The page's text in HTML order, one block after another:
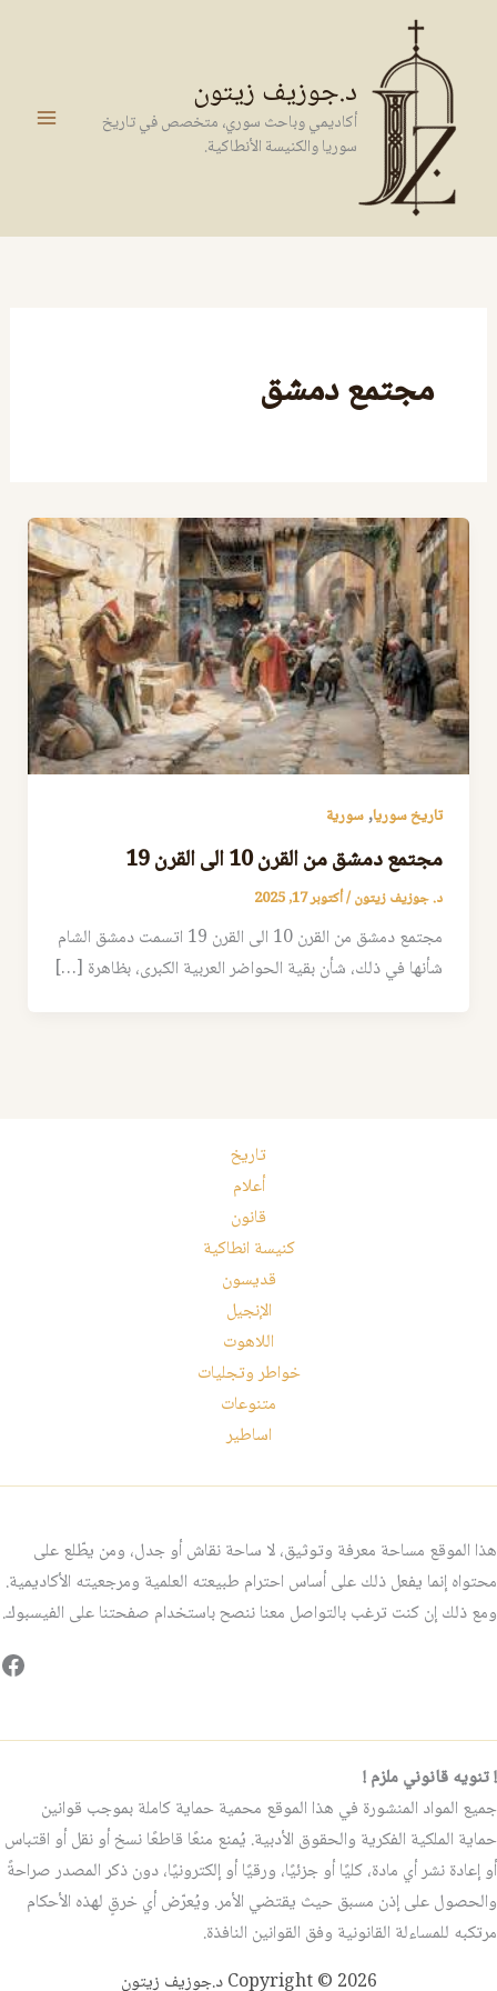
المحتوى
د.جوزيف زيتون
أكاديمي وباحث سوري، متخصص في تاريخ
سوريا والكنيسة الأنطاكية.
مجتمع دمشق
تاريخ سوريا,سورية
مجتمع دمشق من القرن 10 الى القرن 19
د. جوزيف زيتون/أكتوبر 17, 2025
مجتمع دمشق من القرن 10 الى القرن 19 اتسمت دمشق الشام
شأنها في ذلك، شأن بقية الحواضر العربية الكبرى، بظاهرة […]
تاريخ
أعلام
قانون
كنيسة انطاكية
قديسون
الإنجيل
اللاهوت
خواطر وتجليات
متنوعات
اساطير
هذا الموقع مساحة معرفة وتوثيق، لا ساحة نقاش أو جدل، ومن يطّلع على
محتواه إنما يفعل ذلك على أساس احترام طبيعته العلمية ومرجعيته الأكاديمية.
ومع ذلك إن كنت ترغب بالتواصل معنا ننصح باستخدام صفحتنا على الفيسبوك.
! تنويه قانوني ملزم !
جميع المواد المنشورة في هذا الموقع محمية حماية كاملة بموجب قوانين
حماية الملكية الفكرية والحقوق الأدبية. يُمنع منعًا قاطعًا نسخ أو نقل أو اقتباس
أو إعادة نشر أي مادة، كليًا أو جزئيًا، ورقيًا أو إلكترونيًا، دون ذكر المصدر صراحةً
والحصول على إذن مسبق حيث يقتضي الأمر. ويُعرّض أي خرقٍ لهذه الأحكام
مرتكبه للمساءلة القانونية وفق القوانين النافذة.
Copyright © 2026 د.جوزيف زيتون